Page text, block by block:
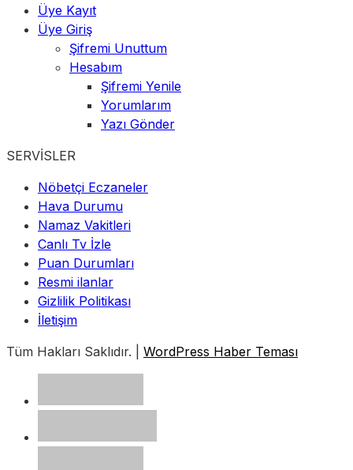
Üye Kayıt
Üye Giriş
Şifremi Unuttum
Hesabım
Şifremi Yenile
Yorumlarım
Yazı Gönder
SERVİSLER
Nöbetçi Eczaneler
Hava Durumu
Namaz Vakitleri
Canlı Tv İzle
Puan Durumları
Resmi ilanlar
Gizlilik Politikası
İletişim
Tüm Hakları Saklıdır. | WordPress Haber Teması